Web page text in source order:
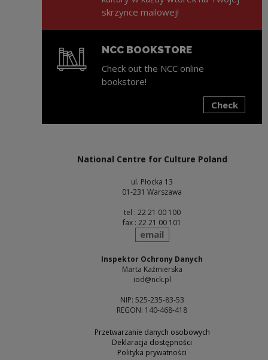
skrzynce mailowej!
NCC BOOKSTORE
Check out the NCC online
bookstore!
Check
National Centre for Culture Poland
ul. Płocka 13
01-231 Warszawa
tel : 22 21 00 100
fax : 22 21 00 101
send
email
Inspektor Ochrony Danych
Marta Kaźmierska
iod@nck.pl
NIP: 525-235-83-53
REGON: 140-468-418
Przetwarzanie danych osobowych
Deklaracja dostępności
Polityka prywatności